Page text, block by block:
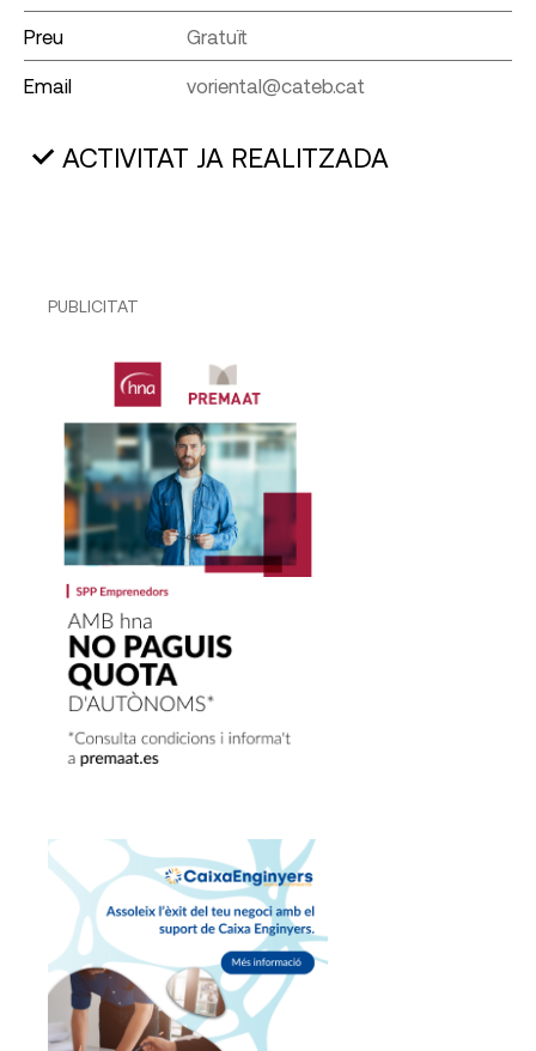
Preu Gratuït
Email voriental@cateb.cat
ACTIVITAT JA REALITZADA
PUBLICITAT